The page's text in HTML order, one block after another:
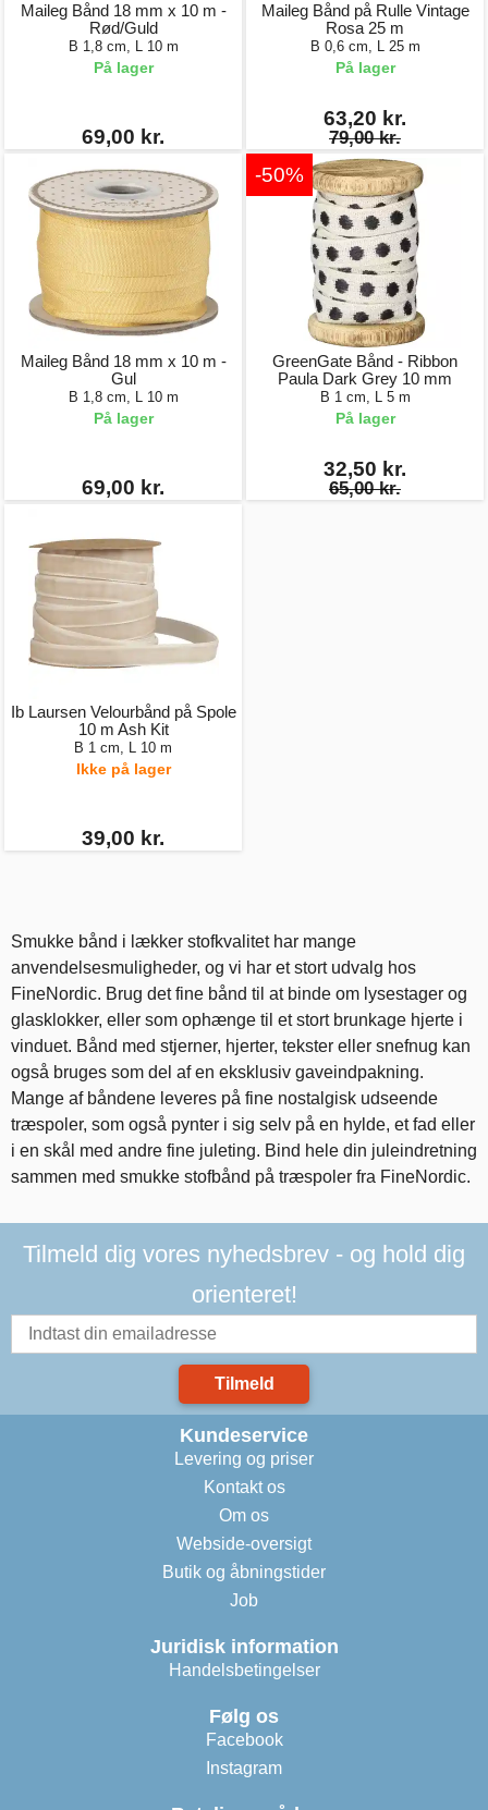
Maileg Bånd 18 mm x 10 m -
Rød/Guld
B 1,8 cm, L 10 m
På lager
69,00 kr.
Maileg Bånd på Rulle Vintage
Rosa 25 m
B 0,6 cm, L 25 m
På lager
63,20 kr.
79,00 kr.
Maileg Bånd 18 mm x 10 m -
Gul
B 1,8 cm, L 10 m
På lager
69,00 kr.
-50%
GreenGate Bånd - Ribbon
Paula Dark Grey 10 mm
B 1 cm, L 5 m
På lager
32,50 kr.
65,00 kr.
Ib Laursen Velourbånd på Spole
10 m Ash Kit
B 1 cm, L 10 m
Ikke på lager
39,00 kr.
Smukke bånd i lækker stofkvalitet har mange
anvendelsesmuligheder, og vi har et stort udvalg hos
FineNordic. Brug det fine bånd til at binde om lysestager og
glasklokker, eller som ophænge til et stort brunkage hjerte i
vinduet. Bånd med stjerner, hjerter, tekster eller snefnug kan
også bruges som del af en eksklusiv gaveindpakning.
Mange af båndene leveres på fine nostalgisk udseende
træspoler, som også pynter i sig selv på en hylde, et fad eller
i en skål med andre fine juleting. Bind hele din juleindretning
sammen med smukke stofbånd på træspoler fra FineNordic.
Tilmeld dig vores nyhedsbrev - og hold dig
orienteret!
Tilmeld
Kundeservice
Levering og priser
Kontakt os
Om os
Webside-oversigt
Butik og åbningstider
Job
Juridisk information
Handelsbetingelser
Følg os
Facebook
Instagram